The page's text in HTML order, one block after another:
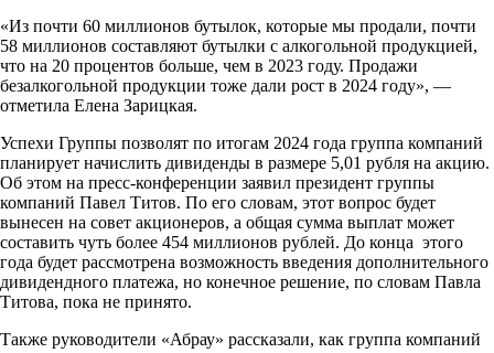
«Из почти 60 миллионов бутылок, которые мы продали, почти
58 миллионов составляют бутылки с алкогольной продукцией,
что на 20 процентов больше, чем в 2023 году. Продажи
безалкогольной продукции тоже дали рост в 2024 году», —
отметила Елена Зарицкая.
Успехи Группы позволят по итогам 2024 года группа компаний
планирует начислить дивиденды в размере 5,01 рубля на акцию.
Об этом на пресс-конференции заявил президент группы
компаний Павел Титов. По его словам, этот вопрос будет
вынесен на совет акционеров, а общая сумма выплат может
составить чуть более 454 миллионов рублей. До конца этого
года будет рассмотрена возможность введения дополнительного
дивидендного платежа, но конечное решение, по словам Павла
Титова, пока не принято.
Также руководители «Абрау» рассказали, как группа компаний